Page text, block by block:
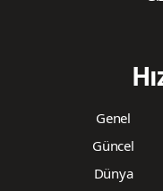
Genel
Güncel
Dünya